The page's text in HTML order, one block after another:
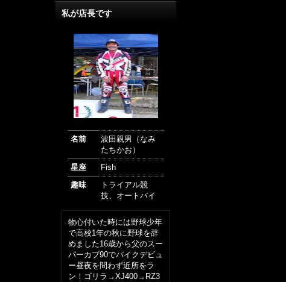
私が店長です
名前
波田親男（なみ
たちかお）
星座
Fish
趣味
トライアル競
技、オートバイ
物心付いた時には野球少年
で高校1年の秋に野球を辞
めました16歳から父のスー
パーカブ90でバイクデビュ
ー昼夜を問わず近所をラ
ン！ゴリラ→XJ400→RZ3